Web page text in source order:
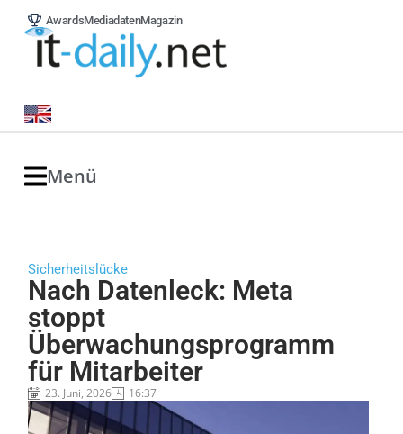
AwardsMediadatenMagazin
Menü
Sicherheitslücke
Nach Datenleck: Meta
stoppt
Überwachungsprogramm
für Mitarbeiter
23. Juni, 2026 16:37